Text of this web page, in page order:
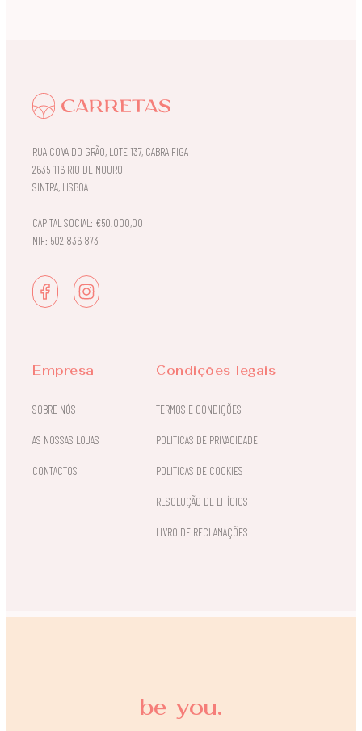
RUA COVA DO GRÃO, LOTE 137, CABRA FIGA
2635-116 RIO DE MOURO
SINTRA, LISBOA
CAPITAL SOCIAL: €50.000,00
NIF: 502 836 873
Empresa
SOBRE NÓS
AS NOSSAS LOJAS
CONTACTOS
Condições legais
TERMOS E CONDIÇÕES
POLITICAS DE PRIVACIDADE
POLITICAS DE COOKIES
RESOLUÇÃO DE LITÍGIOS
LIVRO DE RECLAMAÇÕES
be you.